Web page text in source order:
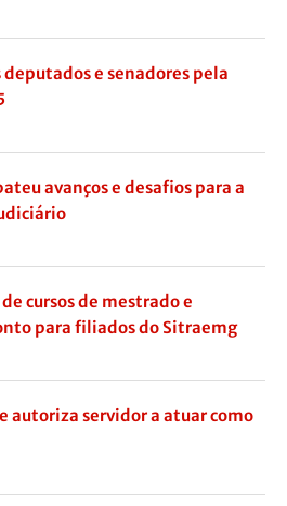
e senadores pela
avanços e desafios para a
cursos de mestrado e
para filiados do Sitraemg
autoriza servidor a atuar como